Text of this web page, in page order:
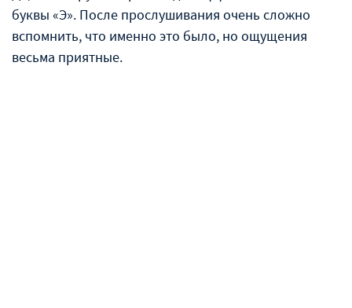
буквы «Э». После прослушивания очень сложно
вспомнить, что именно это было, но ощущения
весьма приятные.